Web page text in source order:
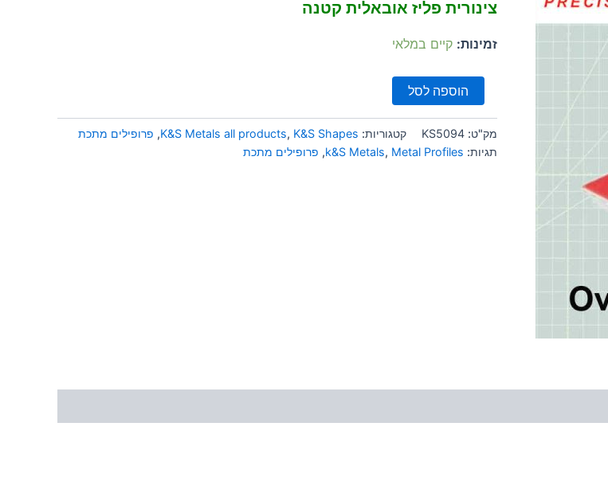
צינורית פליז אובאלית קטנה
זמינות: קיים במלאי
הוספה לסל
מק"ט: KS5094 קטגוריות: K&S Metals all products, K&S Shapes
, פרופילים מתכת
תגיות:
k&S Metals, Metal Profiles
, פרופילים מתכת